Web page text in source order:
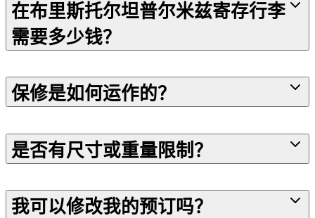
在布里斯托尔坦普尔米兹寄存行李
需要多少钱？
保修是如何运作的？
是否有尺寸或重量限制？
我可以修改我的预订吗？